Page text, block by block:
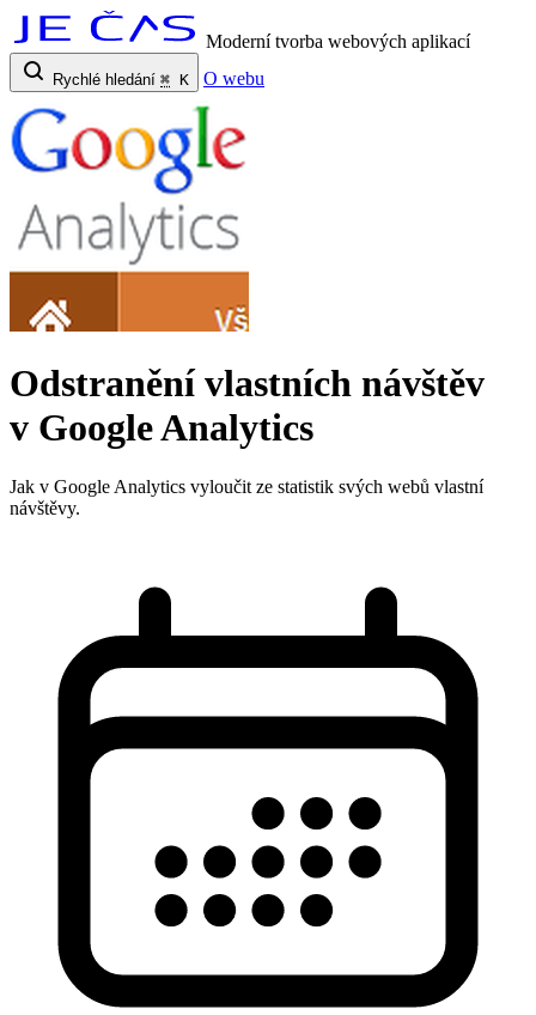
Moderní tvorba webových aplikací
Rychlé hledání ⌘ K O webu
Odstranění vlastních návštěv
v Google Analytics
Jak v Google Analytics vyloučit ze statistik svých webů vlastní
návštěvy.